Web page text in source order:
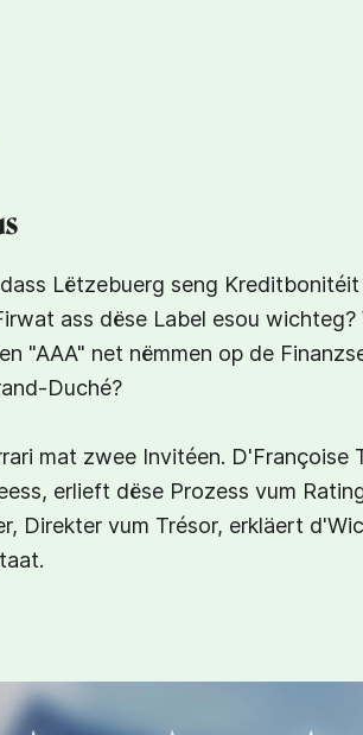
Lëtzebuerg seng Kreditbonitéit
ass dëse Label esou
"AAA" net nëmmen op de
Duché?⁣
mat zwee Invitéen. D'Françoise
erlieft dëse Prozess vum
Direkter vum Trésor, erkläert